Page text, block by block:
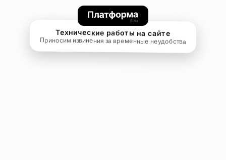
Технические работы на сайте
Приносим извинения за временные неудобства